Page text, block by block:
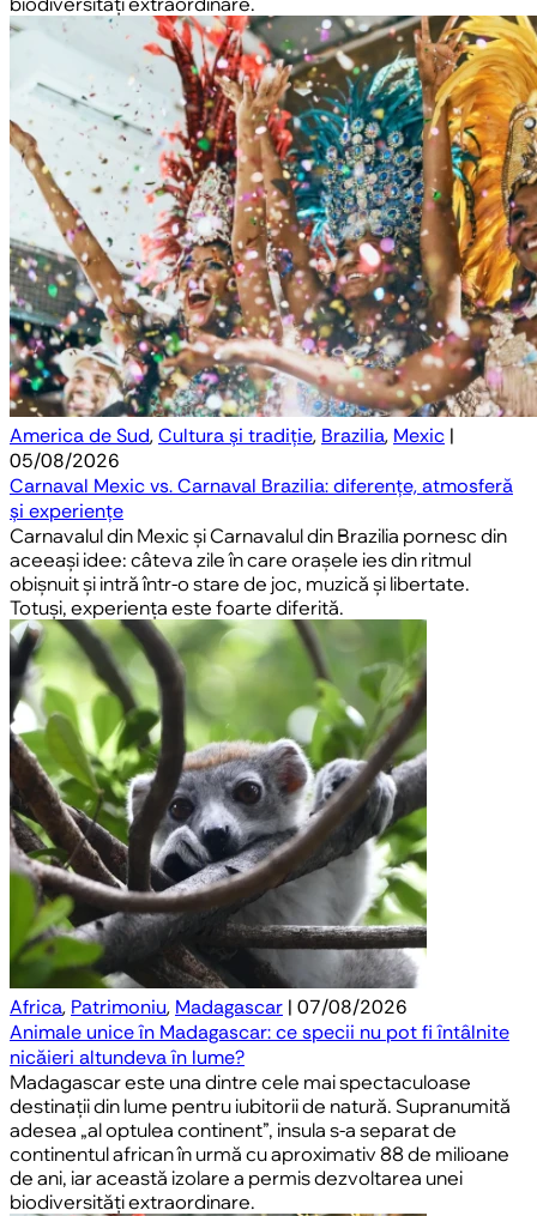
America de Sud,Cultura și tradiție, Brazilia, Mexic |
05/08/2026
Carnaval Mexic vs. Carnaval Brazilia: diferențe, atmosferă
și experiențe
Carnavalul din Mexic și Carnavalul din Brazilia pornesc din
aceeași idee: câteva zile în care orașele ies din ritmul
obișnuit și intră într-o stare de joc, muzică și libertate.
Totuși, experiența este foarte diferită.
Africa, Patrimoniu, Madagascar | 07/08/2026
Animale unice în Madagascar: ce specii nu pot fi întâlnite
nicăieri altundeva în lume?
Madagascar este una dintre cele mai spectaculoase
destinații din lume pentru iubitorii de natură. Supranumită
adesea „al optulea continent”, insula s-a separat de
continentul african în urmă cu aproximativ 88 de milioane
de ani, iar această izolare a permis dezvoltarea unei
biodiversități extraordinare.